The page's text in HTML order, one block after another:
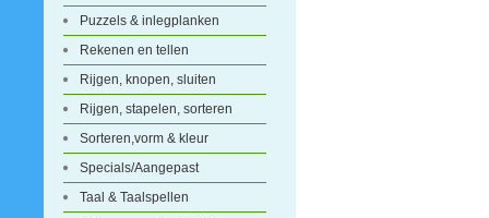
Puzzels & inlegplanken
Rekenen en tellen
Rijgen, knopen, sluiten
Rijgen, stapelen, sorteren
Sorteren,vorm & kleur
Specials/Aangepast
Taal & Taalspellen